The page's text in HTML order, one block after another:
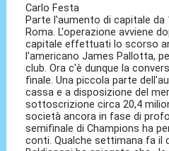
Carlo Festa
Parte l'aumento di capitale da
Roma. L'operazione avviene
capitale effettuati lo scorso
l'americano James Pallotta,
club. Ora c'è dunque la
finale. Una piccola parte
cassa e a disposizione del
sottoscrizione circa 20,4
società ancora in fase di
semifinale di Champions ha
conti. Qualche settimana fa il